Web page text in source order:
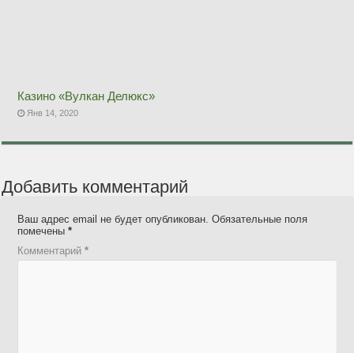
Казино «Вулкан Делюкс»
Янв 14, 2020
Добавить комментарий
Ваш адрес email не будет опубликован. Обязательные поля
помечены*
Комментарий*